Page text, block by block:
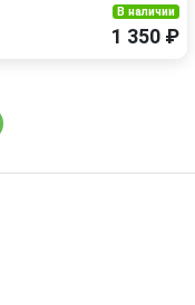
В наличии
1 350 ₽